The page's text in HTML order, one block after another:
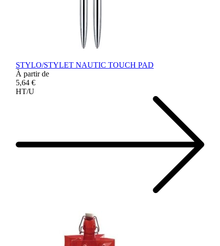
STYLO/STYLET NAUTIC TOUCH PAD
À partir de
5,64 €
HT/U